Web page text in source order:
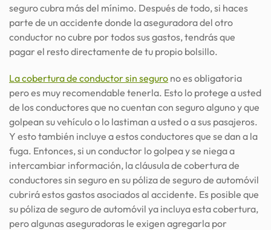
seguro cubra más del mínimo. Después de todo, si haces
parte de un accidente donde la aseguradora del otro
conductor no cubre por todos sus gastos, tendrás que
pagar el resto directamente de tu propio bolsillo.
La cobertura de conductor sin seguro no es obligatoria
pero es muy recomendable tenerla. Esto lo protege a usted
de los conductores que no cuentan con seguro alguno y que
golpean su vehículo o lo lastiman a usted o a sus pasajeros.
Y esto también incluye a estos conductores que se dan a la
fuga. Entonces, si un conductor lo golpea y se niega a
intercambiar información, la cláusula de cobertura de
conductores sin seguro en su póliza de seguro de automóvil
cubrirá estos gastos asociados al accidente. Es posible que
su póliza de seguro de automóvil ya incluya esta cobertura,
pero algunas aseguradoras le exigen agregarla por